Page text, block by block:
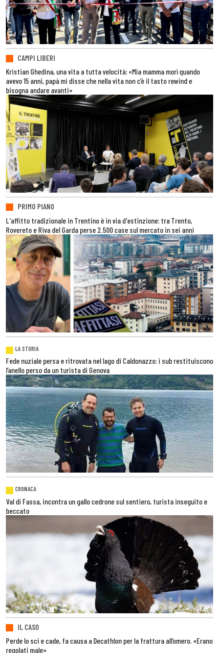
CAMPI LIBERI
Kristian Ghedina, una vita a tutta velocità: «Mia mamma morì quando
avevo 15 anni, papà mi disse che nella vita non c’è il tasto rewind e
bisogna andare avanti»
PRIMO PIANO
L'affitto tradizionale in Trentino è in via d'estinzione: tra Trento,
Rovereto e Riva del Garda perse 2.500 case sul mercato in sei anni
LA STORIA
Fede nuziale persa e ritrovata nel lago di Caldonazzo: i sub restituiscono
l’anello perso da un turista di Genova
CRONACA
Val di Fassa, incontra un gallo cedrone sul sentiero, turista inseguito e
beccato
IL CASO
Perde lo sci e cade, fa causa a Decathlon per la frattura all’omero. «Erano
regolati male»